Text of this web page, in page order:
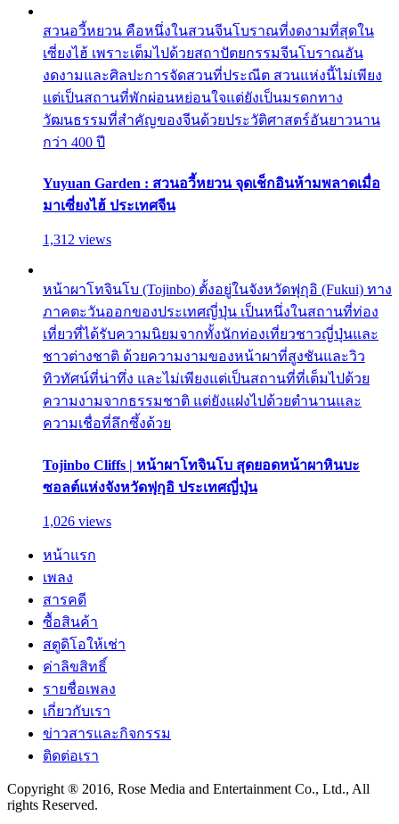
สวนอวี้หยวน คือหนึ่งในสวนจีนโบราณที่งดงามที่สุดใน
เซี่ยงไฮ้ เพราะเต็มไปด้วยสถาปัตยกรรมจีนโบราณอัน
งดงามและศิลปะการจัดสวนที่ประณีต สวนแห่งนี้ไม่เพียง
แต่เป็นสถานที่พักผ่อนหย่อนใจแต่ยังเป็นมรดกทาง
วัฒนธรรมที่สำคัญของจีนด้วยประวัติศาสตร์อันยาวนาน
กว่า 400 ปี
Yuyuan Garden : สวนอวี้หยวน จุดเช็กอินห้ามพลาดเมื่อ
มาเซี่ยงไฮ้ ประเทศจีน
1,312 views
หน้าผาโทจินโบ (Tojinbo) ตั้งอยู่ในจังหวัดฟุกุอิ (Fukui) ทาง
ภาคตะวันออกของประเทศญี่ปุ่น เป็นหนึ่งในสถานที่ท่อง
เที่ยวที่ได้รับความนิยมจากทั้งนักท่องเที่ยวชาวญี่ปุ่นและ
ชาวต่างชาติ ด้วยความงามของหน้าผาที่สูงชันและวิว
ทิวทัศน์ที่น่าทึ่ง และไม่เพียงแต่เป็นสถานที่ที่เต็มไปด้วย
ความงามจากธรรมชาติ แต่ยังแฝงไปด้วยตำนานและ
ความเชื่อที่ลึกซึ้งด้วย
Tojinbo Cliffs | หน้าผาโทจินโบ สุดยอดหน้าผาหินบะ
ซอลต์แห่งจังหวัดฟุกุอิ ประเทศญี่ปุ่น
1,026 views
หน้าแรก
เพลง
สารคดี
ซื้อสินค้า
สตูดิโอให้เช่า
ค่าลิขสิทธิ์
รายชื่อเพลง
เกี่ยวกับเรา
ข่าวสารและกิจกรรม
ติดต่อเรา
Copyright ® 2016, Rose Media and Entertainment Co., Ltd., All
rights Reserved.